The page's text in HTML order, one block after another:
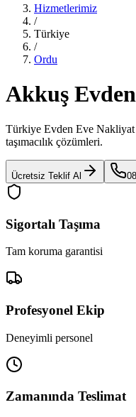
Hizmetlerimiz
/
Türkiye
/
Ordu
Akkuş
Türkiye Evden Eve Nakliyat
taşımacılık çözümleri.
Ücretsiz Teklif Al
Sigortalı Taşıma
Tam koruma garantisi
Profesyonel Ekip
Deneyimli personel
Zamanında Teslimat